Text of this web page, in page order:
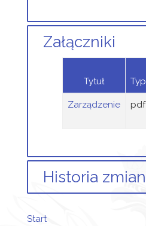
Załączniki
Tytuł Typ
Zarządzenie pdf
Historia zmian
Start